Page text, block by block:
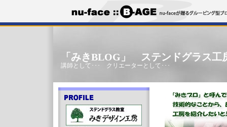
「みきBLOG」 ステンドグラス工
講師として･･･ クリエーターとして･･･